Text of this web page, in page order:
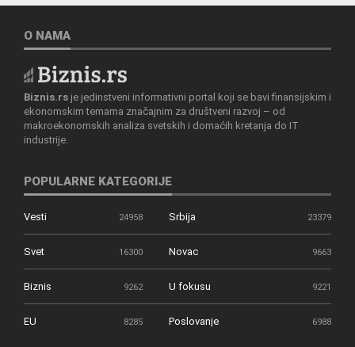
O NAMA
Biznis.rs je jedinstveni informativni portal koji se bavi finansijskim i
ekonomskim temama značajnim za društveni razvoj – od
makroekonomskih analiza svetskih i domaćih kretanja do IT
industrije.
POPULARNE KATEGORIJE
Vesti 24958 Srbija 23379
Svet 16300 Novac 9663
Biznis 9262 U fokusu 9221
EU 8285 Poslovanje 6988